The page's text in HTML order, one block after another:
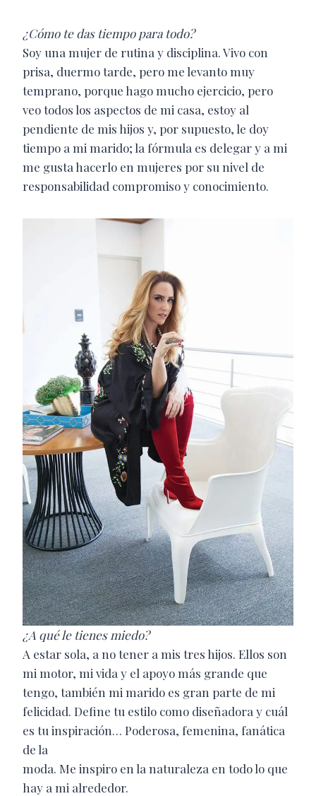
¿Cómo te das tiempo para todo?
Soy una mujer de rutina y disciplina. Vivo con
prisa, duermo tarde, pero me levanto muy
temprano, porque hago mucho ejercicio, pero
veo todos los aspectos de mi casa, estoy al
pendiente de mis hijos y, por supuesto, le doy
tiempo a mi marido; la fórmula es delegar y a mi
me gusta hacerlo en mujeres por su nivel de
responsabilidad compromiso y conocimiento.
¿A qué le tienes miedo?
A estar sola, a no tener a mis tres hijos. Ellos son
mi motor, mi vida y el apoyo más grande que
tengo, también mi marido es gran parte de mi
felicidad. Define tu estilo como diseñadora y cuál
es tu inspiración… Poderosa, femenina, fanática
de la
moda. Me inspiro en la naturaleza en todo lo que
hay a mi alrededor.